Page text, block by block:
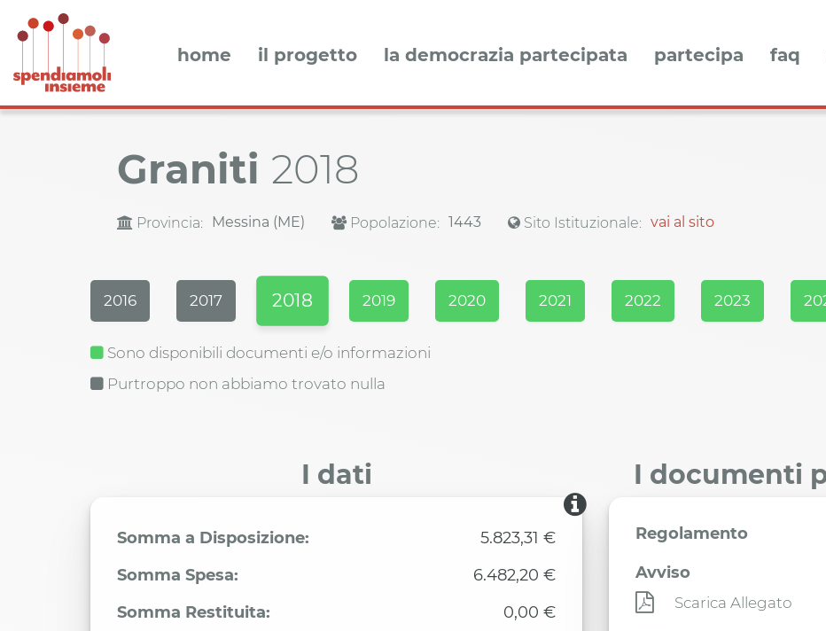
home il progetto la democrazia partecipata partecipa faq
Graniti 2018
Provincia: Messina (ME) Popolazione: 1443 Sito Istituzionale: vai al sito
2016 2017 2018 2019 2020 2021 2022 2023
Sono disponibili documenti e/o informazioni
Purtroppo non abbiamo trovato nulla
I dati
Somma a Disposizione:
5.823,31 €
Somma Spesa:
6.482,20 €
Somma Restituita:
0,00 €
I documenti
Regolamento
Avviso
Scarica Allegato